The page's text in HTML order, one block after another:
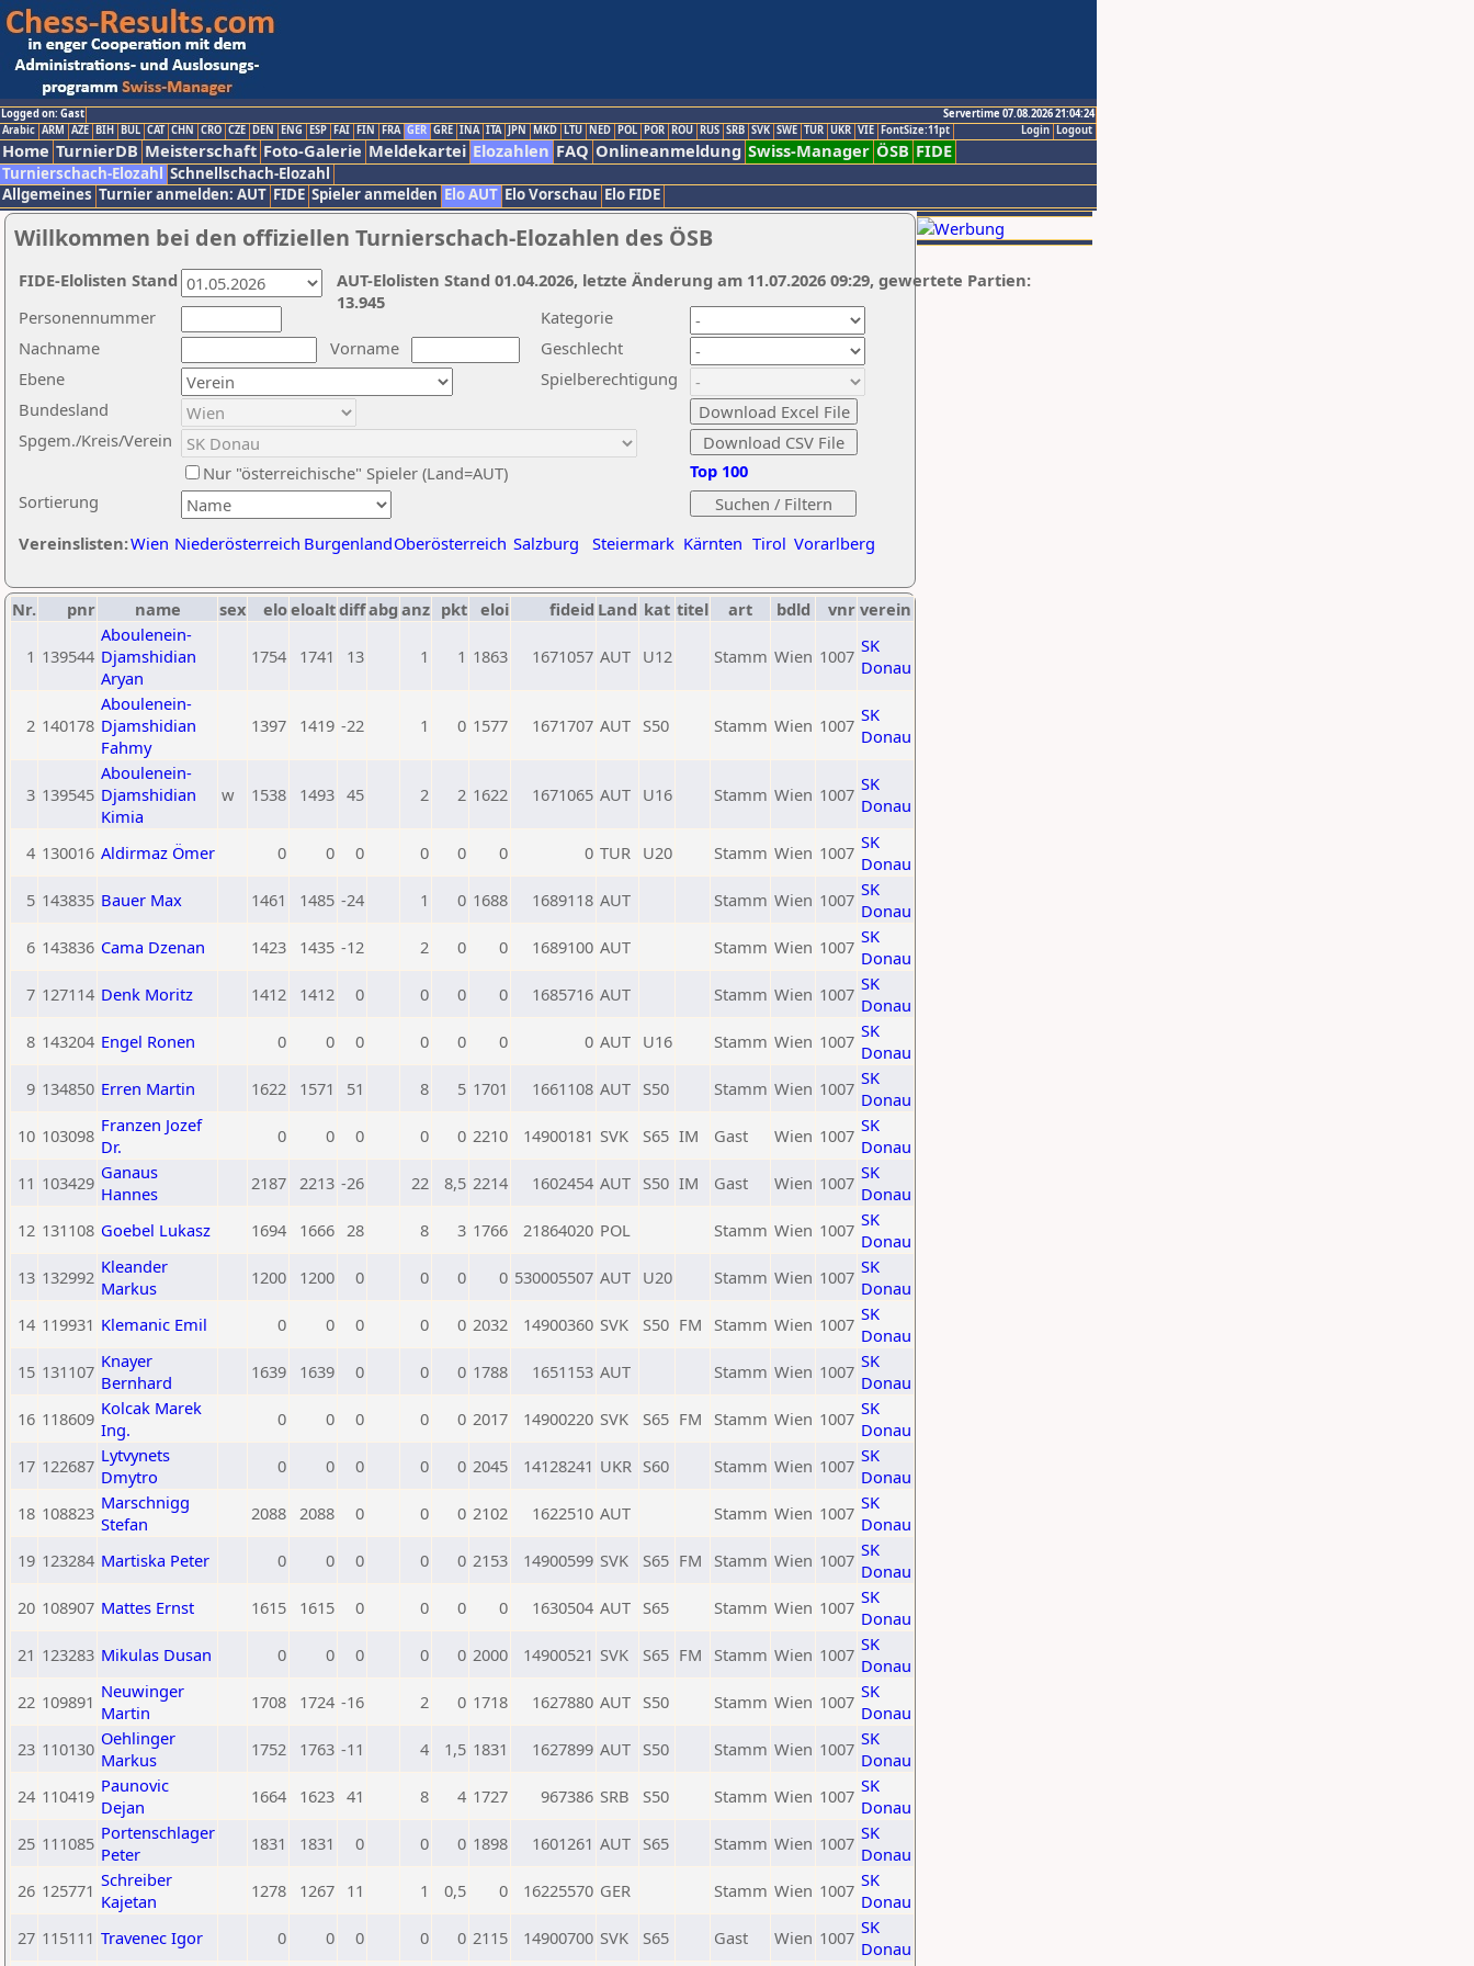
Logged on: Gast
Servertime 07.08.2026 21:04:24
Logout
Login
Arabic ARM AZE BIH BUL CAT CHN CRO CZE DEN ENG ESP FAI FIN FRA GER GRE INA ITA JPN MKD LTU NED POL POR ROU RUS SRB SVK SWE TUR UKR VIE FontSize:11pt
Home TurnierDB Meisterschaft Foto-Galerie Meldekartei Elozahlen FAQ Onlineanmeldung Swiss-Manager ÖSB FIDE
Turnierschach-Elozahl Schnellschach-Elozahl
Allgemeines Turnier anmelden: AUT FIDE Spieler anmelden Elo AUT Elo Vorschau Elo FIDE
Willkommen bei den offiziellen Turnierschach-Elozahlen des ÖSB
Nachname
Vorname
Ebene
Kategorie
Sortierung
Personennummer
Bundesland
Spgem./Kreis/Verein
Geschlecht
Nur "österreichische" Spieler (Land=AUT)
Spielberechtigung
Vereinslisten:Wien Niederösterreich BurgenlandOberösterreich Salzburg Steiermark Kärnten Tirol Vorarlberg
Top 100
AUT-Elolisten Stand 01.04.2026, letzte Änderung am 11.07.2026 09:29, gewertete Partien:
13.945
FIDE-Elolisten Stand
Nr. pnr name sex eloeloaltdiffabg anz pkt eloi fideid Land kat titel art bdld vnr verein
1 139544
Aboulenein-
Djamshidian
Aryan
1754 1741 13 1 1 1863 1671057 AUT U12 Stamm Wien 1007 SK
Donau
2 140178
Aboulenein-
Djamshidian
Fahmy
1397 1419 -22 1 0 1577 1671707 AUT S50 Stamm Wien 1007 SK
Donau
3 139545
Aboulenein-
Djamshidian
Kimia
w 1538 1493 45 2 2 1622 1671065 AUT U16 Stamm Wien 1007 SK
Donau
4 130016 Aldirmaz Ömer 0 0 0 0 0 0 0 TUR U20 Stamm Wien 1007 SK
Donau
5 143835 Bauer Max 1461 1485 -24 1 0 1688 1689118 AUT Stamm Wien 1007 SK
Donau
6 143836 Cama Dzenan 1423 1435 -12 2 0 0 1689100 AUT Stamm Wien 1007 SK
Donau
7 127114 Denk Moritz 1412 1412 0 0 0 0 1685716 AUT Stamm Wien 1007 SK
Donau
8 143204 Engel Ronen 0 0 0 0 0 0 0 AUT U16 Stamm Wien 1007 SK
Donau
9 134850 Erren Martin 1622 1571 51 8 5 1701 1661108 AUT S50 Stamm Wien 1007 SK
Donau
10 103098 Franzen Jozef
Dr.
0 0 0 0 0 2210 14900181 SVK S65 IM Gast Wien 1007 SK
Donau
11 103429 Ganaus
Hannes
2187 2213 -26 22 8,5 2214 1602454 AUT S50 IM Gast Wien 1007 SK
Donau
12 131108 Goebel Lukasz 1694 1666 28 8 3 1766 21864020 POL Stamm Wien 1007 SK
Donau
13 132992 Kleander
Markus
1200 1200 0 0 0 0 530005507 AUT U20 Stamm Wien 1007 SK
Donau
14 119931 Klemanic Emil 0 0 0 0 0 2032 14900360 SVK S50 FM Stamm Wien 1007 SK
Donau
15 131107 Knayer
Bernhard
1639 1639 0 0 0 1788 1651153 AUT Stamm Wien 1007 SK
Donau
16 118609 Kolcak Marek
Ing.
0 0 0 0 0 2017 14900220 SVK S65 FM Stamm Wien 1007 SK
Donau
17 122687 Lytvynets
Dmytro
0 0 0 0 0 2045 14128241 UKR S60 Stamm Wien 1007 SK
Donau
18 108823 Marschnigg
Stefan
2088 2088 0 0 0 2102 1622510 AUT Stamm Wien 1007 SK
Donau
19 123284 Martiska Peter 0 0 0 0 0 2153 14900599 SVK S65 FM Stamm Wien 1007 SK
Donau
20 108907 Mattes Ernst 1615 1615 0 0 0 0 1630504 AUT S65 Stamm Wien 1007 SK
Donau
21 123283 Mikulas Dusan 0 0 0 0 0 2000 14900521 SVK S65 FM Stamm Wien 1007 SK
Donau
22 109891 Neuwinger
Martin
1708 1724 -16 2 0 1718 1627880 AUT S50 Stamm Wien 1007 SK
Donau
23 110130 Oehlinger
Markus
1752 1763 -11 4 1,5 1831 1627899 AUT S50 Stamm Wien 1007 SK
Donau
24 110419 Paunovic
Dejan
1664 1623 41 8 4 1727 967386 SRB S50 Stamm Wien 1007 SK
Donau
25 111085 Portenschlager
Peter
1831 1831 0 0 0 1898 1601261 AUT S65 Stamm Wien 1007 SK
Donau
26 125771 Schreiber
Kajetan
1278 1267 11 1 0,5 0 16225570 GER Stamm Wien 1007 SK
Donau
27 115111 Travenec Igor 0 0 0 0 0 2115 14900700 SVK S65 Gast Wien 1007 SK
Donau